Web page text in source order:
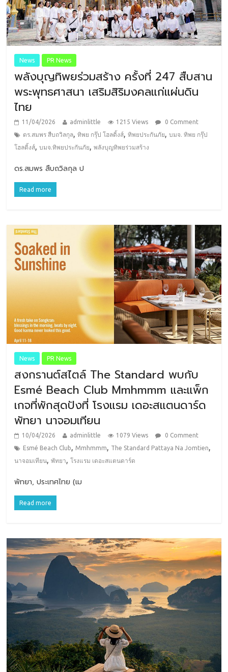
News PR News
พลังบุญทิพยร่วมสร้าง ครั้งที่ 247 สืบสาน
พระพุทธศาสนา เสริมสิริมงคลแก่แผ่นดิน
ไทย
11/04/2026 adminlittle 1215 Views
0 Comment
ดร.สมพร สืบถวิลกุล
,ทิพย กรุ๊ป โฮลดิ้งส์ ,ทิพยประกันภัย ,บมจ. ทิพย กรุ๊ป
โฮลดิ้งส์
,บมจ.ทิพยประกันภัย ,พลังบุญทิพยร่วมสร้าง
ดร.สมพร สืบถวิลกุล ป
Read more
News PR News
สงกรานต์สไตล์ The Standard พบกับ
Esmé Beach Club Mmhmmm และแพ็ก
เกจที่พักสุดปังที่ โรงแรม เดอะสแตนดาร์ด
พัทยา นาจอมเทียน
10/04/2026 adminlittle 1079 Views
0 Comment
Esmé Beach Club, Mmhmmm, The Standard Pattaya Na Jomtien,
นาจอมเทียน,พัทยา,โรงแรม เดอะสแตนดาร์ด
พัทยา, ประเทศไทย (เม
Read more